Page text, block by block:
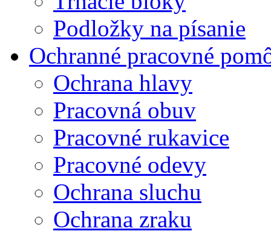
Podložky na písanie
Ochranné pracovné
Ochrana hlavy
Pracovná obuv
Pracovné rukavice
Pracovné odevy
Ochrana sluchu
Ochrana zraku